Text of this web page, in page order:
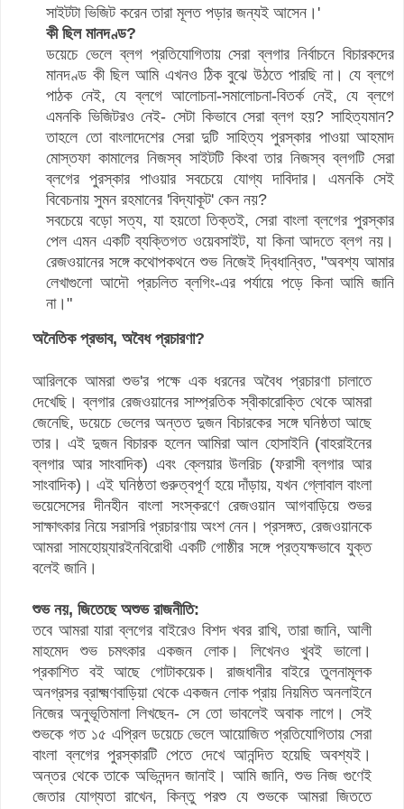
সাইটটা ভিজিট করেন তারা মূলত পড়ার জন্যই আসেন।'
কী ছিল মানদণ্ড?
ডয়েচে ভেলে ব্লগ প্রতিযোগিতায় সেরা ব্লগার নির্বাচনে বিচারকদের
মানদণ্ড কী ছিল আমি এখনও ঠিক বুঝে উঠতে পারছি না। যে ব্লগে
পাঠক নেই, যে ব্লগে আলোচনা-সমালোচনা-বিতর্ক নেই, যে ব্লগে
এমনকি ভিজিটরও নেই- সেটা কিভাবে সেরা ব্লগ হয়? সাহিত্যমান?
তাহলে তো বাংলাদেশের সেরা দুটি সাহিত্য পুরস্কার পাওয়া আহমাদ
মোস্তফা কামালের নিজস্ব সাইটটি কিংবা তার নিজস্ব ব্লগটি সেরা
ব্লগের পুরস্কার পাওয়ার সবচেয়ে যোগ্য দাবিদার। এমনকি সেই
বিবেচনায় সুমন রহমানের 'বিদ্যাকূট' কেন নয়?
সবচেয়ে বড়ো সত্য, যা হয়তো তিক্তই, সেরা বাংলা ব্লগের পুরস্কার
পেল এমন একটি ব্যক্তিগত ওয়েবসাইট, যা কিনা আদতে ব্লগ নয়।
রেজওয়ানের সঙ্গে কথোপকথনে শুভ নিজেই দ্বিধান্বিত, "অবশ্য আমার
লেখাগুলো আদৌ প্রচলিত ব্লগিং-এর পর্যায়ে পড়ে কিনা আমি জানি
না।"
অনৈতিক প্রভাব, অবৈধ প্রচারণা?
আরিলকে আমরা শুভ'র পক্ষে এক ধরনের অবৈধ প্রচারণা চালাতে
দেখেছি। ব্লগার রেজওয়ানের সাম্প্রতিক স্বীকারোক্তি থেকে আমরা
জেনেছি, ডয়েচে ভেলের অন্তত দুজন বিচারকের সঙ্গে ঘনিষ্ঠতা আছে
তার। এই দুজন বিচারক হলেন আমিরা আল হোসাইনি (বাহরাইনের
ব্লগার আর সাংবাদিক) এবং ক্লেয়ার উলরিচ (ফরাসী ব্লগার আর
সাংবাদিক)। এই ঘনিষ্ঠতা গুরুত্বপূর্ণ হয়ে দাঁড়ায়, যখন গ্লোবাল বাংলা
ভয়েসেসের দীনহীন বাংলা সংস্করণে রেজওয়ান আগবাড়িয়ে শুভর
সাক্ষাৎকার নিয়ে সরাসরি প্রচারণায় অংশ নেন। প্রসঙ্গত, রেজওয়ানকে
আমরা সামহোয়্যারইনবিরোধী একটি গোষ্ঠীর সঙ্গে প্রত্যক্ষভাবে যুক্ত
বলেই জানি।
শুভ নয়, জিতেছে অশুভ রাজনীতি:
তবে আমরা যারা ব্লগের বাইরেও বিশদ খবর রাখি, তারা জানি, আলী
মাহমেদ শুভ চমৎকার একজন লোক। লিখেনও খুবই ভালো।
প্রকাশিত বই আছে গোটাকয়েক। রাজধানীর বাইরে তুলনামূলক
অনগ্রসর ব্রাক্ষ্মণবাড়িয়া থেকে একজন লোক প্রায় নিয়মিত অনলাইনে
নিজের অনুভূতিমালা লিখছেন- সে তো ভাবলেই অবাক লাগে। সেই
শুভকে গত ১৫ এপ্রিল ডয়েচে ভেলে আয়োজিত প্রতিযোগিতায় সেরা
বাংলা ব্লগের পুরস্কারটি পেতে দেখে আনন্দিত হয়েছি অবশ্যই।
অন্তর থেকে তাকে অভিনন্দন জানাই। আমি জানি, শুভ নিজ গুণেই
জেতার যোগ্যতা রাখেন, কিন্তু পরশু যে শুভকে আমরা জিততে